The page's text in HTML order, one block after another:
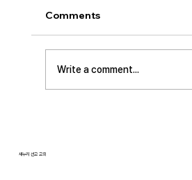
오늘날 성도로서 올바른
림돌이 되는 세 가지가 있
의입니다. 산업혁명 이후
문명은 우리의 삶을 매우
Comments
Write a comment...
새누리 선교 교회